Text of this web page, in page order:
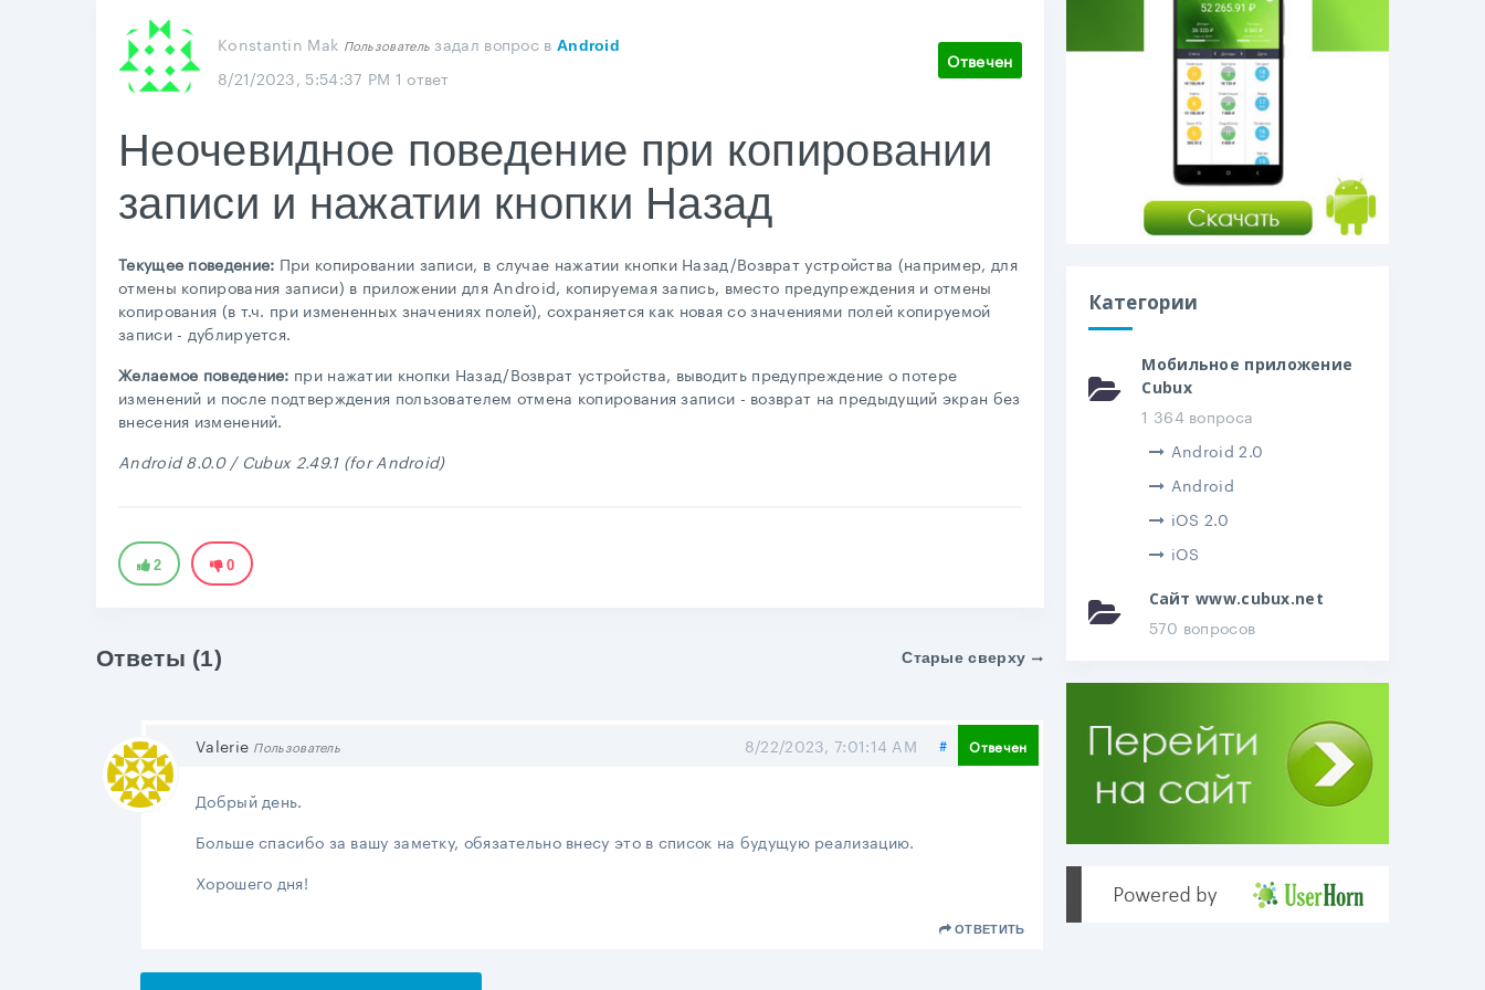
Konstantin Mak Пользователь задал вопрос в Android
8/21/2023, 5:54:37 PM 1 ответ
Отвечен
Неочевидное поведение при копировании
записи и нажатии кнопки Назад
Текущее поведение: При копировании записи, в случае нажатии кнопки Назад/Возврат устройства (например, для
отмены копирования записи) в приложении для Android, копируемая запись, вместо предупреждения и отмены
копирования (в т.ч. при измененных значениях полей), сохраняется как новая со значениями полей копируемой
записи - дублируется.
Желаемое поведение: при нажатии кнопки Назад/Возврат устройства, выводить предупреждение о потере
изменений и после подтверждения пользователем отмена копирования записи - возврат на предыдущий экран без
внесения изменений.
Android 8.0.0 / Cubux 2.49.1 (for Android)
2 0
Ответы (1) Старые сверху
Valerie Пользователь Отвечен
#Поделиться
8/22/2023, 7:01:14 AM
Добрый день.
Больше спасибо за вашу заметку, обязательно внесу это в список на будущую реализацию.
Хорошего дня!
ОТВЕТИТЬ
Категории
Мобильное приложение
Cubux
1 364 вопроса
Android 2.0
Android
iOS 2.0
iOS
Сайт www.cubux.net
570 вопросов